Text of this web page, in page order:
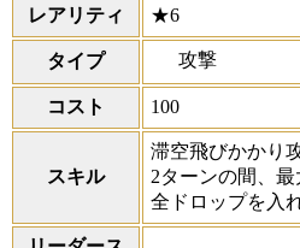
レアリティ ★6
タイプ 攻撃
コスト 100
スキル
滞空飛びかかり
2ターンの間、最
全ドロップを入